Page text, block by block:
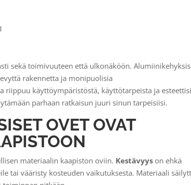
sekä toimivuuteen että ulkonäköön.
rakennetta ja monipuolisia
käyttöympäristöstä, käyttötarpeista ja
parhaan ratkaisun juuri sinun tarpeisiisi.
OVET OVAT
materiaalin kaapiston oviin. Kestävyys on ehkä
tai vääristy kosteuden vaikutuksesta. Materiaali